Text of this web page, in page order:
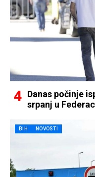
Danas počinje
srpanj u
BIH NOVOSTI